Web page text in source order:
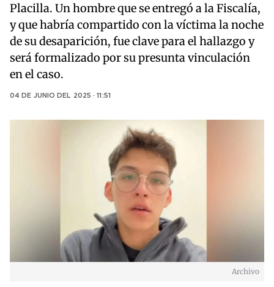
Placilla. Un hombre que se entregó a la Fiscalía,
y que habría compartido con la víctima la noche
de su desaparición, fue clave para el hallazgo y
será formalizado por su presunta vinculación
en el caso.
04 DE JUNIO DEL 2025 · 11:51
Archivo